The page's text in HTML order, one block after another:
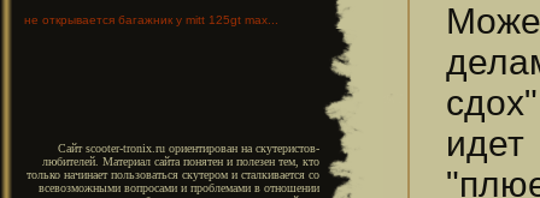
не открывается багажник у mitt 125gt max...
Сайт scooter-tronix.ru ориентирован на скутеристов-
любителей. Материал сайта понятен и полезен тем, кто
только начинает пользоваться скутером и сталкивается со
всевозможными вопросами и проблемами в отношении